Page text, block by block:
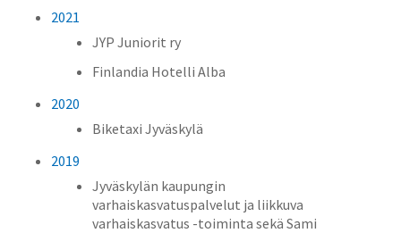
2021
JYP Juniorit ry
Finlandia Hotelli Alba
2020
Biketaxi Jyväskylä
2019
Jyväskylän kaupungin
varhaiskasvatuspalvelut ja liikkuva
varhaiskasvatus -toiminta sekä Sami